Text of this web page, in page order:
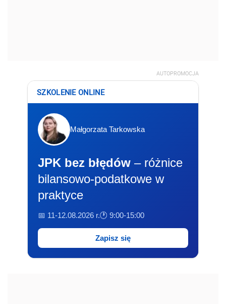
AUTOPROMOCJA
SZKOLENIE ONLINE
Małgorzata Tarkowska
JPK bez błędów – różnice
bilansowo-podatkowe w
praktyce
📅 11-12.08.2026 r.🕐 9:00-15:00
Zapisz się